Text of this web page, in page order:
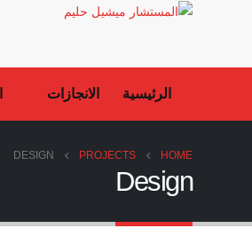
الرئيسية الانجازات
HOME
PROJECTS
DESIGN
Design
Small Slider